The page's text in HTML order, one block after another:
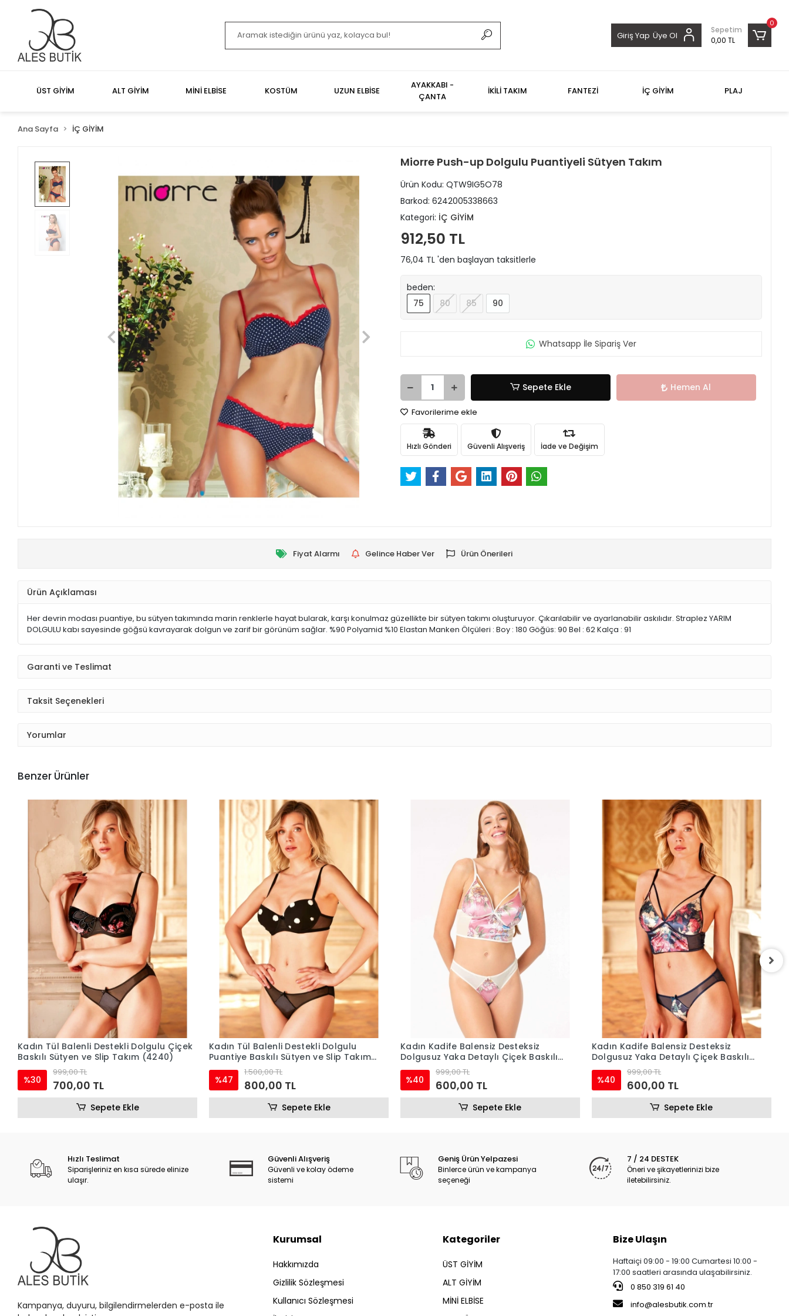
Giriş Yap Üye Ol
0
Sepetim
0,00 TL
ÜST GİYİM ALT GİYİM MİNİ ELBİSE KOSTÜM UZUN ELBİSE
AYAKKABI -
ÇANTA
İKİLİ TAKIM FANTEZİ İÇ GİYİM PLAJ
Ana Sayfa İÇ GİYİM
Miorre Push-up Dolgulu Puantiyeli Sütyen Takım
Ürün Kodu: QTW9IG5O78
Barkod: 6242005338663
Kategori: İÇ GİYİM
912,50 TL
76,04 TL 'den başlayan taksitlerle
beden:
75
80 85 90
Whatsapp İle Sipariş Ver
Sepete Ekle Hemen Al
Favorilerime ekle
Hızlı Gönderi Güvenli Alışveriş İade ve Değişim
Fiyat Alarmı Gelince Haber Ver Ürün Önerileri
Ürün Açıklaması
Her devrin modası puantiye, bu sütyen takımında marin renklerle hayat bularak, karşı konulmaz güzellikte bir sütyen takımı oluşturuyor. Çıkarılabilir ve ayarlanabilir askılıdır. Straplez YARIM
DOLGULU kabı sayesinde göğsü kavrayarak dolgun ve zarif bir görünüm sağlar. %90 Polyamid %10 Elastan Manken Ölçüleri : Boy : 180 Göğüs: 90 Bel : 62 Kalça : 91
Garanti ve Teslimat
Taksit Seçenekleri
Yorumlar
Benzer Ürünler
Kadın Tül Balenli Destekli Dolgulu Çiçek
Baskılı Sütyen ve Slip Takım (4240)
%30
999,00 TL
700,00 TL
Sepete Ekle
Kadın Tül Balenli Destekli Dolgulu
Puantiye Baskılı Sütyen ve Slip Takım
(4241)
%47
1.500,00 TL
800,00 TL
Sepete Ekle
Kadın Kadife Balensiz Desteksiz
Dolgusuz Yaka Detaylı Çiçek Baskılı
Bralet Sütyen ve Slip Takım (4222
%40
999,00 TL
600,00 TL
Sepete Ekle
Kadın Kadife Balensiz Desteksiz
Dolgusuz Yaka Detaylı Çiçek Baskılı
Bralet Sütyen ve Slip Takım (4219)
%40
999,00 TL
600,00 TL
Sepete Ekle
Hızlı Teslimat
Siparişleriniz en kısa sürede elinize
ulaşır.
Güvenli Alışveriş
Güvenli ve kolay ödeme
sistemi
Geniş Ürün Yelpazesi
Binlerce ürün ve kampanya
seçeneği
7 / 24 DESTEK
Öneri ve şikayetlerinizi bize
iletebilirsiniz.
Kampanya, duyuru, bilgilendirmelerden e-posta ile
Kurumsal
Hakkımızda
Gizlilik Sözleşmesi
Kullanıcı Sözleşmesi
Kategoriler
ÜST GİYİM
ALT GİYİM
MİNİ ELBİSE
Bize Ulaşın
Haftaiçi 09:00 - 19:00 Cumartesi 10:00 -
17:00 saatleri arasında ulaşabilirsiniz.
0 850 319 61 40
info@alesbutik.com.tr